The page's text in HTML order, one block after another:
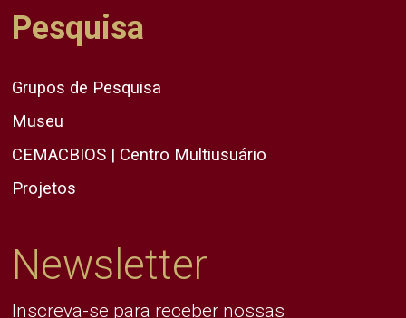
Pesquisa
Grupos de Pesquisa
Museu
CEMACBIOS | Centro Multiusuário
Projetos
Newsletter
Inscreva-se para receber nossas